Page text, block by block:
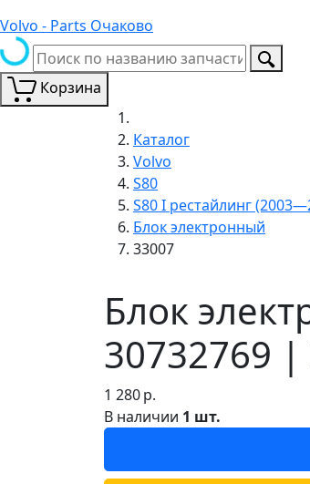
Volvo - Parts Очаково
Корзина
Каталог
Volvo
S80
S80 I рестайлинг
Блок электронный
33007
Блок
30732769 |
1 280р.
В наличии 1 шт.